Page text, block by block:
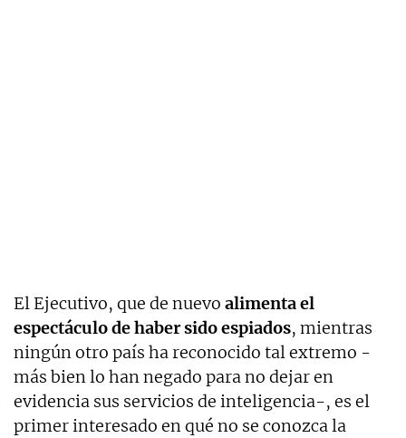
El Ejecutivo, que de nuevo alimenta el
espectáculo de haber sido espiados, mientras
ningún otro país ha reconocido tal extremo -
más bien lo han negado para no dejar en
evidencia sus servicios de inteligencia-, es el
primer interesado en qué no se conozca la